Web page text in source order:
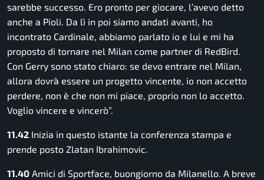
sarebbe successo. Ero pronto per giocare, l’avevo detto
anche a Pioli. Da lì in poi siamo andati avanti, ho
incontrato Cardinale, abbiamo parlato io e lui e mi ha
proposto di tornare nel Milan come partner di RedBird.
Con Gerry sono stato chiaro: se devo entrare nel Milan,
allora dovrà essere un progetto vincente, io non accetto
perdere, non è che non mi piace, proprio non lo accetto.
Voglio vincere e vincerò”.
11.42 Inizia in questo istante la conferenza stampa e
prende posto Zlatan Ibrahimovic.
11.40 Amici di Sportface, buongiorno da Milanello. A breve